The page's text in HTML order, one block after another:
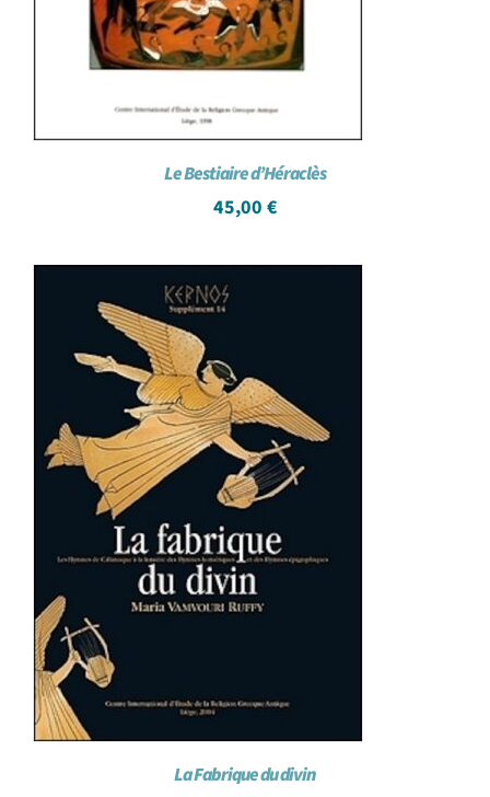
Le Bestiaire d’Héraclès
45,00 €
La Fabrique du divin